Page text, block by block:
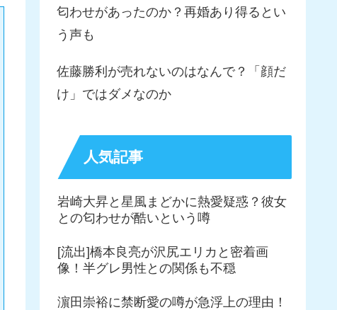
匂わせがあったのか？再婚あり得るとい
う声も
佐藤勝利が売れないのはなんで？「顔だ
け」ではダメなのか
人気記事
岩崎大昇と星風まどかに熱愛疑惑？彼女
との匂わせが酷いという噂
[流出]橋本良亮が沢尻エリカと密着画
像！半グレ男性との関係も不穏
濵田崇裕に禁断愛の噂が急浮上の理由！